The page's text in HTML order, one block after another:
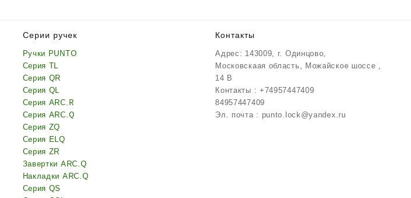
Серии ручек
Ручки PUNTO
Серия TL
Серия QR
Серия QL
Серия ARC.R
Серия ARC.Q
Серия ZQ
Серия ELQ
Серия ZR
Завертки ARC.Q
Накладки ARC.Q
Серия QS
Контакты
Адрес: 143009, г. Одинцово,
Московскаая область, Можайское шоссе ,
14 В
Контакты : +74957447409
84957447409
Эл. почта : punto.lock@yandex.ru